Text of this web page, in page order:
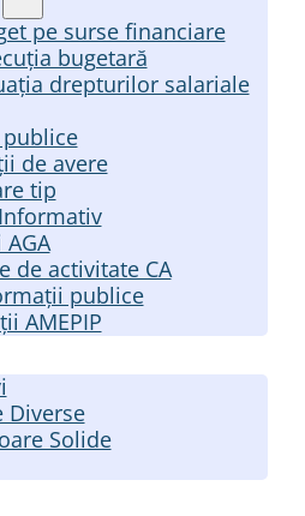
pe surse financiare
bugetară
drepturilor salariale
de avere
tip
de activitate CA
publice
AMEPIP
Diverse
Solide